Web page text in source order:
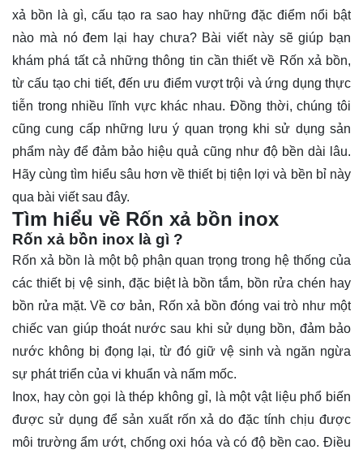
xả bồn là gì, cấu tạo ra sao hay những đặc điểm nổi bật
nào mà nó đem lại hay chưa? Bài viết này sẽ giúp bạn
khám phá tất cả những thông tin cần thiết về Rốn xả bồn,
từ cấu tạo chi tiết, đến ưu điểm vượt trội và ứng dụng thực
tiễn trong nhiều lĩnh vực khác nhau. Đồng thời, chúng tôi
cũng cung cấp những lưu ý quan trọng khi sử dụng sản
phẩm này để đảm bảo hiệu quả cũng như độ bền dài lâu.
Hãy cùng tìm hiểu sâu hơn về thiết bị tiện lợi và bền bỉ này
qua bài viết sau đây.
Tìm hiểu về Rốn xả bồn inox
Rốn xả bồn inox là gì ?
Rốn xả bồn là một bộ phận quan trọng trong hệ thống của
các thiết bị vệ sinh, đặc biệt là bồn tắm, bồn rửa chén hay
bồn rửa mặt. Về cơ bản, Rốn xả bồn đóng vai trò như một
chiếc van giúp thoát nước sau khi sử dụng bồn, đảm bảo
nước không bị đọng lại, từ đó giữ vệ sinh và ngăn ngừa
sự phát triển của vi khuẩn và nấm mốc.
Inox, hay còn gọi là thép không gỉ, là một vật liệu phổ biến
được sử dụng để sản xuất rốn xả do đặc tính chịu được
môi trường ẩm ướt, chống oxi hóa và có độ bền cao. Điều